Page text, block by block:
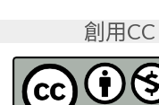
創用CC